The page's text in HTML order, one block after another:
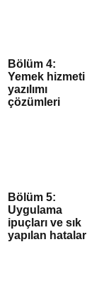
Bölüm 4:
Yemek hizmeti
yazılımı
çözümleri
Bölüm 5:
Uygulama
ipuçları ve sık
yapılan hatalar